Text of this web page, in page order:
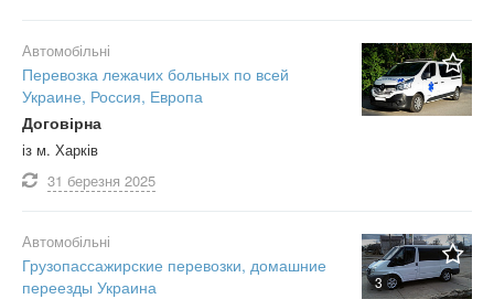
Автомобільні
Перевозка лежачих больных по всей
Украине, Россия, Европа
Договірна
із м. Харків
31 березня 2025
3
Автомобільні
Грузопассажирские перевозки, домашние
переезды Украина